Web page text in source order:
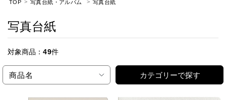
TOP 写真台紙・アルバム 写真台紙
写真台紙
対象商品： 49件
商品名 カテゴリーで探す